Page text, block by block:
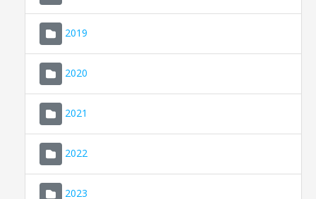
2019
2020
2021
2022
2023